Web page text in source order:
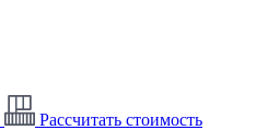
Рассчитать стоимость